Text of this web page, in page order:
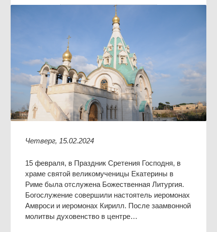
Четверг, 15.02.2024
15 февраля, в Праздник Сретения Господня, в
храме святой великомученицы Екатерины в
Риме была отслужена Божественная Литургия.
Богослужение совершили настоятель иеромонах
Амвроси и иеромонах Кирилл. После заамвонной
молитвы духовенство в центре…